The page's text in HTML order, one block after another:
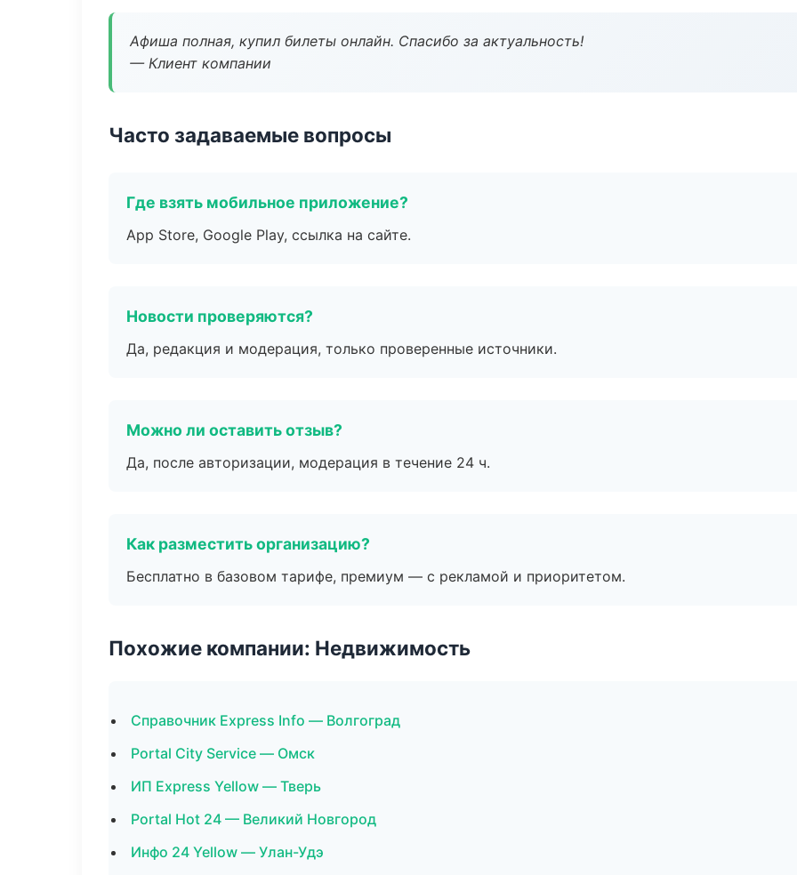
Афиша полная, купил билеты онлайн. Спасибо за актуальность!
— Клиент компании
Часто задаваемые вопросы
Где взять мобильное приложение?
App Store, Google Play, ссылка на сайте.
Новости проверяются?
Да, редакция и модерация, только проверенные источники.
Можно ли оставить отзыв?
Да, после авторизации, модерация в течение 24 ч.
Как разместить организацию?
Бесплатно в базовом тарифе, премиум — с рекламой и приоритетом.
Похожие компании: Недвижимость
Справочник Express Info — Волгоград
Portal City Service — Омск
ИП Express Yellow — Тверь
Portal Hot 24 — Великий Новгород
Инфо 24 Yellow — Улан-Удэ